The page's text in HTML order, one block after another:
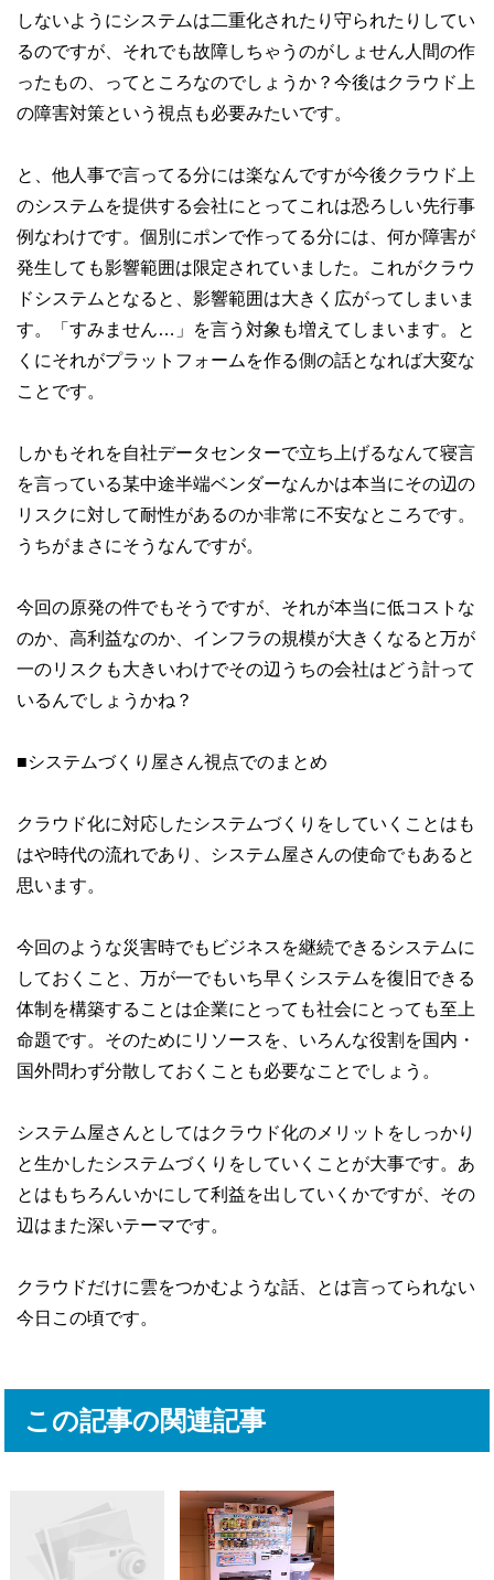
しないようにシステムは二重化されたり守られたりしてい
るのですが、それでも故障しちゃうのがしょせん人間の作
ったもの、ってところなのでしょうか？今後はクラウド上
の障害対策という視点も必要みたいです。
と、他人事で言ってる分には楽なんですが今後クラウド上
のシステムを提供する会社にとってこれは恐ろしい先行事
例なわけです。個別にポンで作ってる分には、何か障害が
発生しても影響範囲は限定されていました。これがクラウ
ドシステムとなると、影響範囲は大きく広がってしまいま
す。「すみません…」を言う対象も増えてしまいます。と
くにそれがプラットフォームを作る側の話となれば大変な
ことです。
しかもそれを自社データセンターで立ち上げるなんて寝言
を言っている某中途半端ベンダーなんかは本当にその辺の
リスクに対して耐性があるのか非常に不安なところです。
うちがまさにそうなんですが。
今回の原発の件でもそうですが、それが本当に低コストな
のか、高利益なのか、インフラの規模が大きくなると万が
一のリスクも大きいわけでその辺うちの会社はどう計って
いるんでしょうかね？
■システムづくり屋さん視点でのまとめ
クラウド化に対応したシステムづくりをしていくことはも
はや時代の流れであり、システム屋さんの使命でもあると
思います。
今回のような災害時でもビジネスを継続できるシステムに
しておくこと、万が一でもいち早くシステムを復旧できる
体制を構築することは企業にとっても社会にとっても至上
命題です。そのためにリソースを、いろんな役割を国内・
国外問わず分散しておくことも必要なことでしょう。
システム屋さんとしてはクラウド化のメリットをしっかり
と生かしたシステムづくりをしていくことが大事です。あ
とはもちろんいかにして利益を出していくかですが、その
辺はまた深いテーマです。
クラウドだけに雲をつかむような話、とは言ってられない
今日この頃です。
この記事の関連記事